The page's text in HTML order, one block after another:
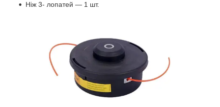
Ніж 3- лопатей — 1 шт.